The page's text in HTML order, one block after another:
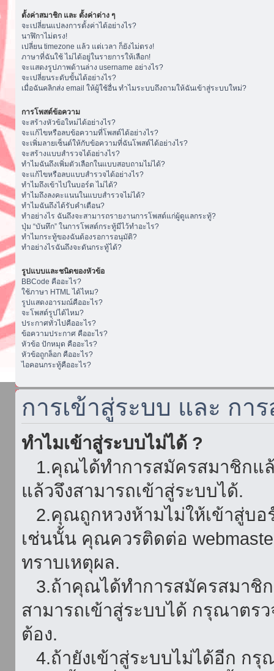
ตั้งค่าสมาชิก และ ตั้งค่าต่าง ๆ
จะเปลี่ยนแปลงการตั้งค่าได้อย่างไร?
นาฬิกาไม่ตรง!
เปลี่ยน timezone แล้ว แต่เวลา ก็ยังไม่ตรง!
ภาษาที่ฉันใช้ ไม่ได้อยู่ในรายการให้เลือก!
จะแสดงรูปภาพด้านล่าง username อย่างไร?
จะเปลี่ยนระดับขั้นได้อย่างไร?
เมื่อฉันคลิกส่ง email ให้ผู้ใช้อื่น ทำไมระบบถึงถามให้ฉันเข้าสู่ระบบใหม่?
การโพสต์ข้อความ
จะสร้างหัวข้อใหม่ได้อย่างไร?
จะแก้ไขหรือลบข้อความที่โพสต์ได้อย่างไร?
จะเพิ่มลายเซ็นต์ให้กับข้อความที่ฉันโพสต์ได้อย่างไร?
จะสร้างแบบสำรวจได้อย่างไร?
ทำไมฉันถึงเพิ่มตัวเลือกในแบบสอบถามไม่ได้?
จะแก้ไขหรือลบแบบสำรวจได้อย่างไร?
ทำไมถึงเข้าไปในบอร์ด ไม่ได้?
ทำไมถึงลงคะแนนในแบบสำรวจไม่ได้?
ทำไมฉันถึงได้รับคำเตือน?
ทำอย่างไร ฉันถึงจะสามารถรายงานการโพสต์แก่ผู้ดูแลกระทู้?
ปุ่ม “บันทึก” ในการโพสต์กระทู้มีไว้ทำอะไร?
ทำไมกระทู้ของฉันต้องรอการอนุมัติ?
ทำอย่างไรฉันถึงจะดันกระทู้ได้?
รูปแบบและชนิดของหัวข้อ
BBCode คืออะไร?
ใช้ภาษา HTML ได้ไหม?
รูปแสดงอารมณ์คืออะไร?
จะโพสต์รูปได้ไหม?
ประกาศทั่วไปคืออะไร?
ข้อความประกาศ คืออะไร?
หัวข้อ ปักหมุด คืออะไร?
หัวข้อถูกล็อก คืออะไร?
ไอคอนกระทู้คืออะไร?
การเข้าสู่ระบบ และ กา
ทำไมเข้าสู่ระบบไม่ได้ ?
1.คุณได้ทำการสมัครสมาชิกแ
แล้วจึงสามารถเข้าสู่ระบบได้.
2.คุณถูกหวงห้ามไม่ให้เข้าสู่บอ
เช่นนั้น คุณควรติดต่อ
ทราบเหตุผล.
3.ถ้าคุณได้ทำการสมัครสมาชิ
สามารถเข้าสู่ระบบได้ กรุณาตร
ต้อง.
4.ถ้ายังเข้าสู่ระบบไม่ได้อีก กรุ